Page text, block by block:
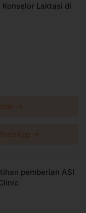
Laktasi di
→
→
pemberian ASI